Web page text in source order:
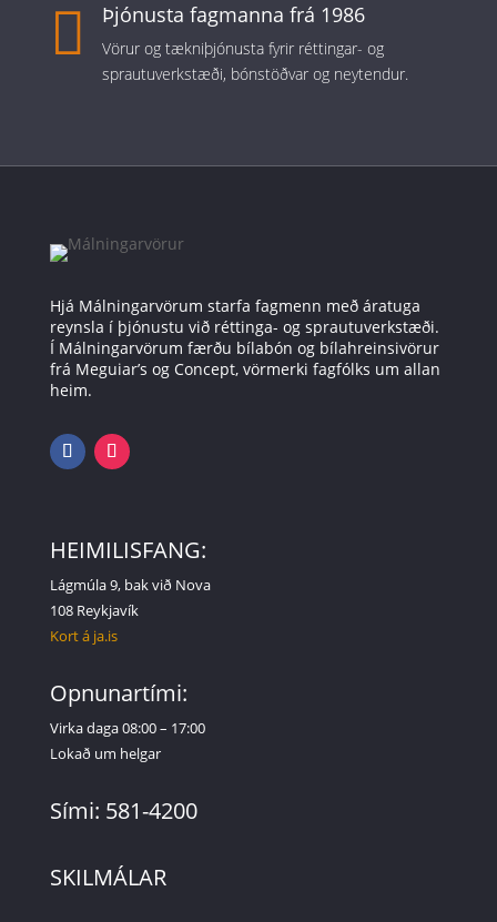
 Þjónusta fagmanna frá 1986
Vörur og tækniþjónusta fyrir réttingar- og
sprautuverkstæði, bónstöðvar og neytendur.
Hjá Málningarvörum starfa fagmenn með áratuga
reynsla í þjónustu við réttinga- og sprautuverkstæði.
Í Málningarvörum færðu bílabón og bílahreinsivörur
frá Meguiar’s og Concept, vörmerki fagfólks um allan
heim.
HEIMILISFANG:
Lágmúla 9, bak við Nova
108 Reykjavík
Kort á ja.is
Opnunartími:
Virka daga 08:00 – 17:00
Lokað um helgar
Sími: 581-4200
SKILMÁLAR